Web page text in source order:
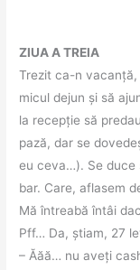
ZIUA A TREIA
Trezit ca-n
micul dejun și să
la recepție să
pază, dar se
eu ceva…). Se duce
bar. Care, aflasem
Mă întreabă întâi
Pff… Da, știam, 27
– Ăăă… nu aveți